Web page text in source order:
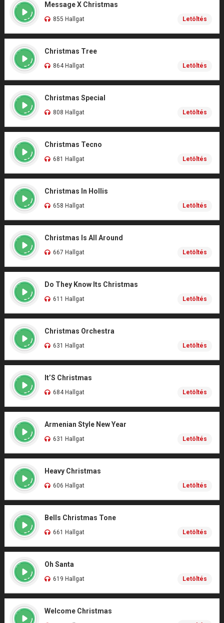
Message X Christmas
855 Hallgat Letöltés
Christmas Tree
864 Hallgat Letöltés
Christmas Special
808 Hallgat Letöltés
Christmas Tecno
681 Hallgat Letöltés
Christmas In Hollis
658 Hallgat Letöltés
Christmas Is All Around
667 Hallgat Letöltés
Do They Know Its Christmas
611 Hallgat Letöltés
Christmas Orchestra
631 Hallgat Letöltés
It’S Christmas
684 Hallgat Letöltés
Armenian Style New Year
631 Hallgat Letöltés
Heavy Christmas
606 Hallgat Letöltés
Bells Christmas Tone
661 Hallgat Letöltés
Oh Santa
619 Hallgat Letöltés
Welcome Christmas